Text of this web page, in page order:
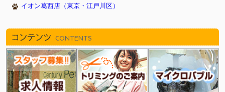
イオン葛西店（東京・江戸川区）
コンテンツ CONTENTS